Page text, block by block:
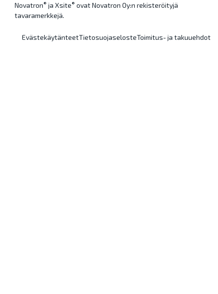
Novatron® ja Xsite® ovat Novatron Oy:n rekisteröityjä
tavaramerkkejä.
EvästekäytänteetTietosuojaselosteToimitus- ja takuuehdot